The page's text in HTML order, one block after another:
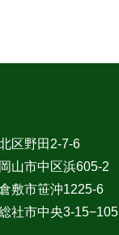
区野田2-7-6
山市中区浜605-2
敷市笹沖1225-6
社市中央3-15−105